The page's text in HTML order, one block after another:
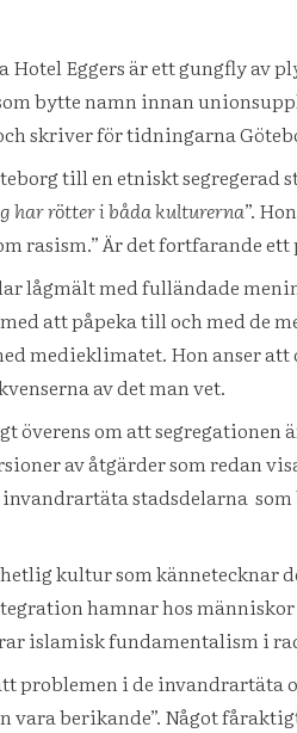
Eggers är ett gungfly av
bytte namn innan
skriver för tidningarna
till en etniskt segregerad
har rötter i båda kulturerna”.
rasism.” Är det fortfarande ett
lågmält med fulländade
att påpeka till och med de
medieklimatet. Hon anser att
av det man vet.
överens om att
av åtgärder som redan
stadsdelarna som
kultur som
hamnar hos
islamisk fundamentalism i
problemen i de
berikande”. Något